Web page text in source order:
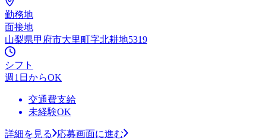
勤務地
面接地
山梨県甲府市大里町字北耕地5319
シフト
週1日からOK
交通費支給
未経験OK
詳細を見る
応募画面に進む